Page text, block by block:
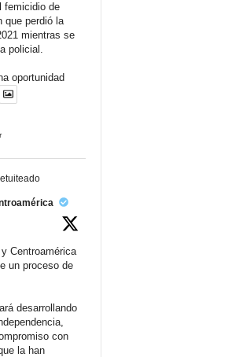
femicidio de
que perdió la
mientras se
policial.
oportunidad
Centroamérica
un proceso de
desarrollando
con
la han